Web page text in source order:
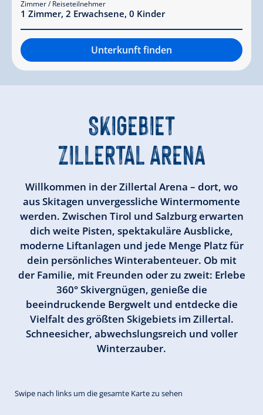
Zimmer / Reiseteilnehmer
1 Zimmer, 2 Erwachsene, 0 Kinder
Unterkunft finden
SKIGEBIET
ZILLERTAL ARENA
Willkommen in der Zillertal Arena – dort, wo
aus Skitagen unvergessliche Wintermomente
werden. Zwischen Tirol und Salzburg erwarten
dich weite Pisten, spektakuläre Ausblicke,
moderne Liftanlagen und jede Menge Platz für
dein persönliches Winterabenteuer. Ob mit
der Familie, mit Freunden oder zu zweit: Erlebe
360° Skivergnügen, genieße die
beeindruckende Bergwelt und entdecke die
Vielfalt des größten Skigebiets im Zillertal.
Schneesicher, abwechslungsreich und voller
Winterzauber.
Swipe nach links um die gesamte Karte zu sehen